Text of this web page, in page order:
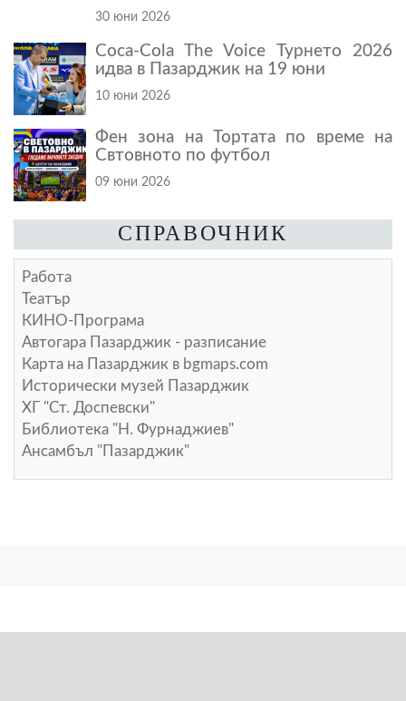
30 юни 2026
Coca-Cola The Voice Турнето 2026
идва в Пазарджик на 19 юни
10 юни 2026
Фен зона на Тортата по време на
Свтовното по футбол
09 юни 2026
СПРАВОЧНИК
Работа
Театър
КИНО-Програма
Автогара Пазарджик - разписание
Карта на Пазарджик в bgmaps.com
Исторически музей Пазарджик
ХГ "Ст. Доспевски"
Библиотека "Н. Фурнаджиев"
Ансамбъл "Пазарджик"